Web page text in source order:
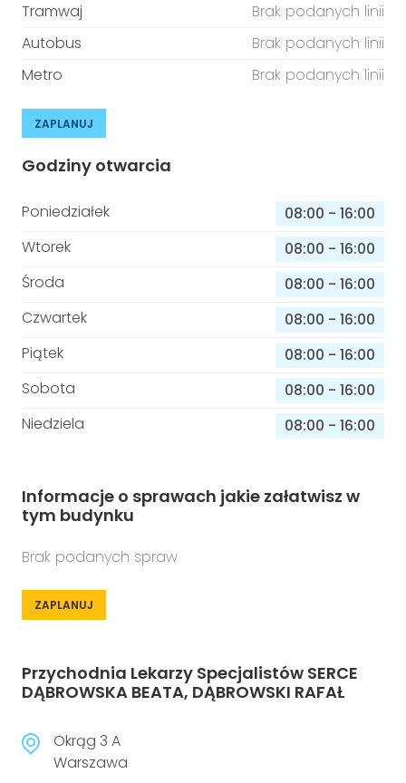
Tramwaj
Brak podanych linii
Autobus
Brak podanych linii
Metro
Brak podanych linii
ZAPLANUJ
Godziny otwarcia
Poniedziałek 08:00 - 16:00
Wtorek
08:00 - 16:00
Środa
08:00 - 16:00
Czwartek
08:00 - 16:00
Piątek
08:00 - 16:00
Sobota
08:00 - 16:00
Niedziela
08:00 - 16:00
Informacje o sprawach jakie załatwisz w
tym budynku
Brak podanych spraw
ZAPLANUJ
Przychodnia Lekarzy Specjalistów SERCE
DĄBROWSKA BEATA, DĄBROWSKI RAFAŁ
Okrąg 3 A
Warszawa